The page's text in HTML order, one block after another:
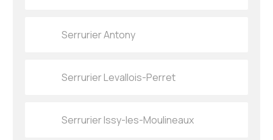
Serrurier Antony
Serrurier Levallois-Perret
Serrurier Issy-les-Moulineaux